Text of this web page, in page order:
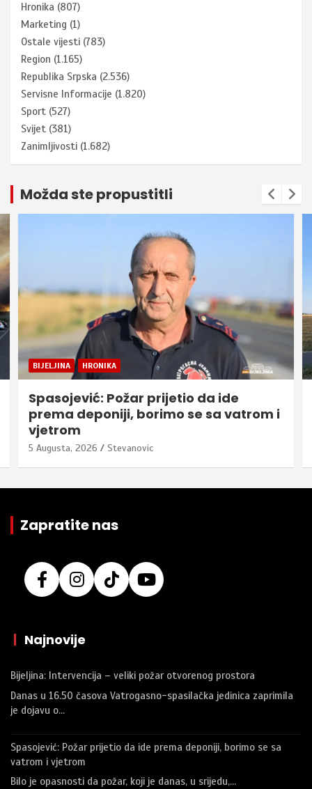
Hronika (807)
Marketing (1)
Ostale vijesti (783)
Region (1.165)
Republika Srpska (2.536)
Servisne Informacije (1.820)
Sport (527)
Svijet (381)
Zanimljivosti (1.682)
Možda ste propustitli
BIJELJINA HRONIKA
Spasojević: Požar prijetio da ide
prema deponiji, borimo se sa vatrom i
vjetrom
5 Augusta, 2026 Stevanovic
Zapratite nas
| Najnovije
Bijeljina: Intervencija – veliki požar otvorenog prostora
Danas u 16.50 časova Vatrogasno-spasilačka jedinica zaprimila
je dojavu o…
Spasojević: Požar prijetio da ide prema deponiji, borimo se sa
vatrom i vjetrom
Bilo je opasnosti da požar, koji je danas, u srijedu,…